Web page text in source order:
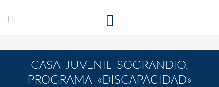
Abrir/Cerrar
navegación
CASA JUVENIL SOGRANDIO.
PROGRAMA «DISCAPACIDAD»